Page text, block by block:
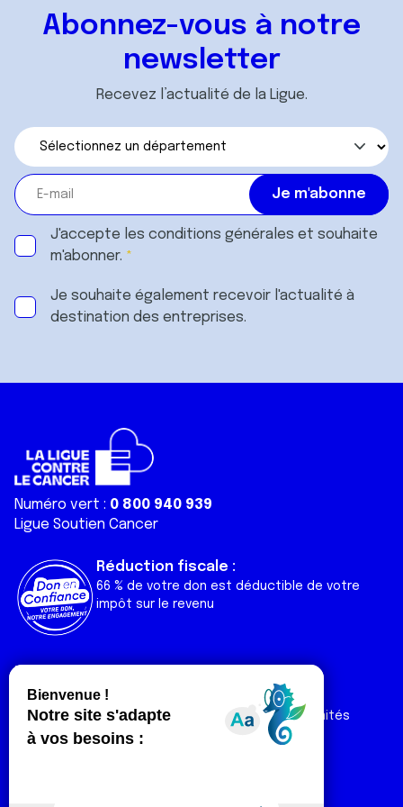
services.
Abonnez-vous à notre
newsletter
Recevez l’actualité de la Ligue.
J'accepte les conditions générales et souhaite
m'abonner.
Je souhaite également recevoir l'actualité à
destination des entreprises.
Numéro vert : 0 800 940 939
Ligue Soutien Cancer
Réduction fiscale :
66 % de votre don est déductible de votre
impôt sur le revenu
Liens utiles
Nos actualités
Nos publications
Contact
Espace Ligue & comités
Espace chercheur